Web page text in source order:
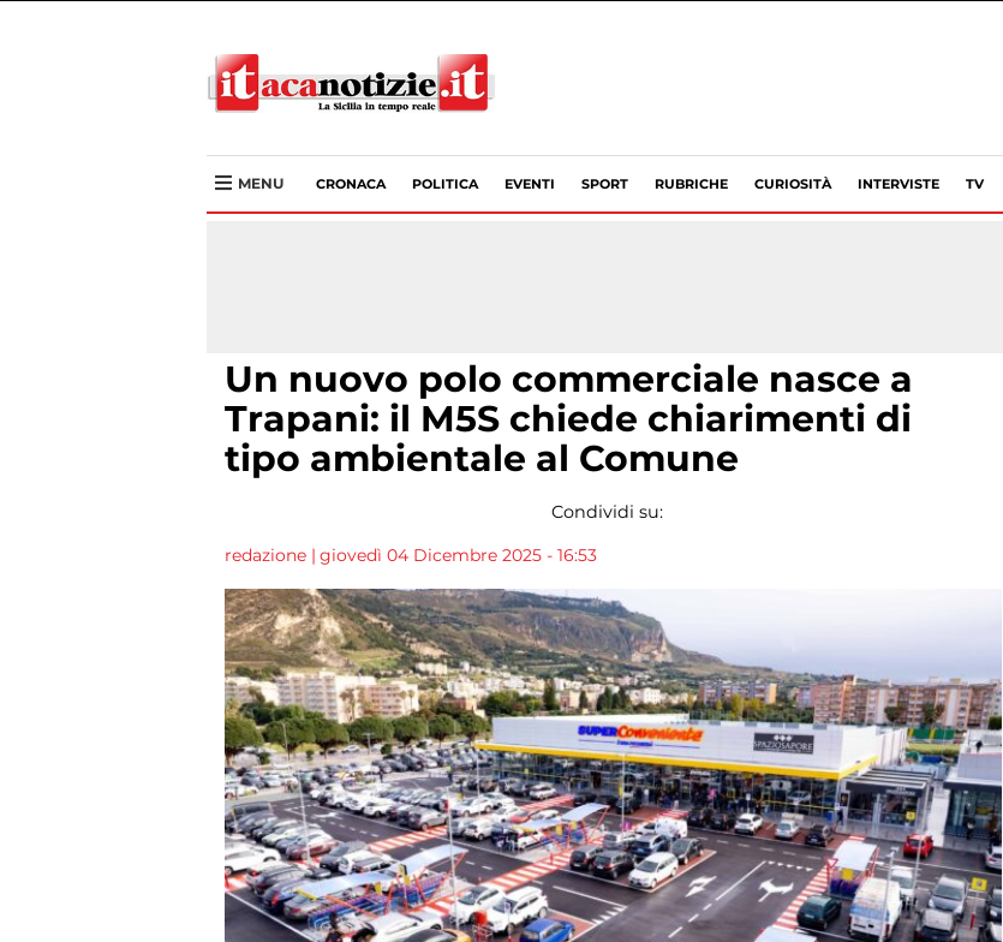
MENU CRONACA POLITICA EVENTI SPORT RUBRICHE CURIOSITÀ INTERVISTE TV
Un nuovo polo commerciale nasce a
Trapani: il M5S chiede chiarimenti di
tipo ambientale al Comune
Condividi su:
redazione | giovedì 04 Dicembre 2025 - 16:53